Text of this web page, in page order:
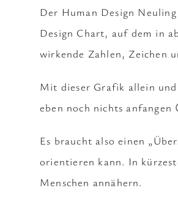
Der Human Design
Design Chart, auf dem in
wirkende Zahlen, Zeichen
Mit dieser Grafik allein
eben noch nichts anfangen
Es braucht also einen
orientieren kann. In
Menschen annähern.